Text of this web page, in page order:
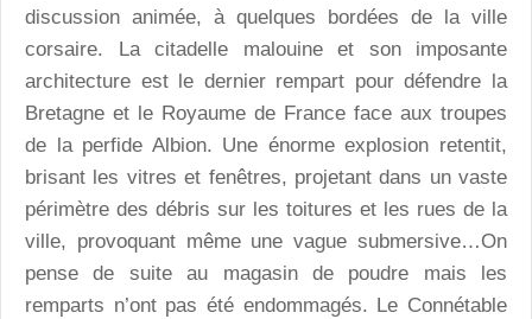
discussion animée, à quelques bordées de la ville
corsaire. La citadelle malouine et son imposante
architecture est le dernier rempart pour défendre la
Bretagne et le Royaume de France face aux troupes
de la perfide Albion. Une énorme explosion retentit,
brisant les vitres et fenêtres, projetant dans un vaste
périmètre des débris sur les toitures et les rues de la
ville, provoquant même une vague submersive…On
pense de suite au magasin de poudre mais les
remparts n’ont pas été endommagés. Le Connétable